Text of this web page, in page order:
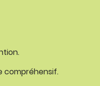
compréhensif.